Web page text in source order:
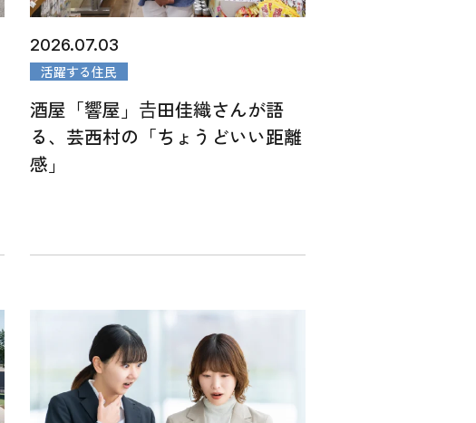
2026.07.03
活躍する住民
酒屋「響屋」𠮷田佳織さんが語
る、芸西村の「ちょうどいい距離
感」